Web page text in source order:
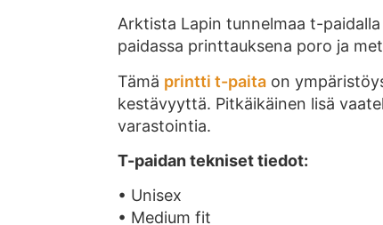
Arktista Lapin tunnelmaa t-
paidassa printtauksena poro ja
Tämä printti t-paita on
kestävyyttä. Pitkäikäinen lisä
varastointia.
T-paidan tekniset tiedot:
• Unisex
• Medium fit